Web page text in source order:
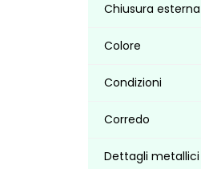
Chiusura esterna
Colore
Condizioni
Corredo
Dettagli metallici